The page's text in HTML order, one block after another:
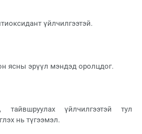
үйлчилгээтэй.
ясны эрүүл мэндэд оролцдог.
тайвшруулах үйлчилгээтэй тул
нь түгээмэл.